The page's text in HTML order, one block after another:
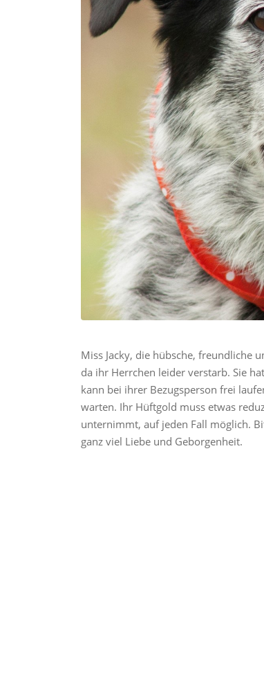
Miss Jacky, die hübsche, freundliche
da ihr Herrchen leider verstarb. Sie
kann bei ihrer Bezugsperson frei
warten. Ihr Hüftgold muss etwas
unternimmt, auf jeden Fall möglich.
ganz viel Liebe und Geborgenheit.